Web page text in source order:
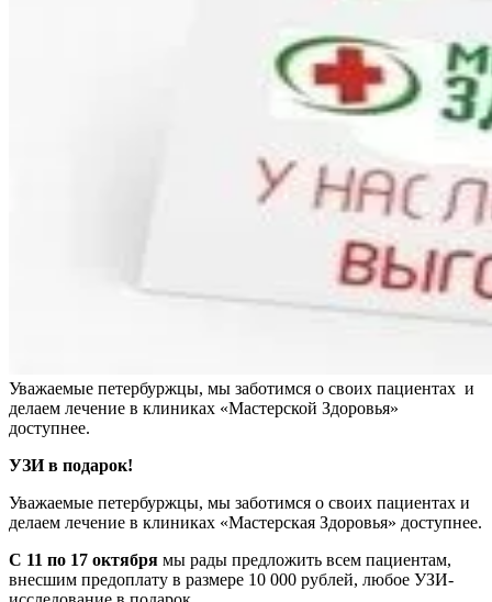
Уважаемые петербуржцы, мы заботимся о своих пациентах и
делаем лечение в клиниках «Мастерской Здоровья»
доступнее.
УЗИ в подарок!
Уважаемые петербуржцы, мы заботимся о своих пациентах и
делаем лечение в клиниках «Мастерская Здоровья» доступнее.
С 11 по 17 октября мы рады предложить всем пациентам,
внесшим предоплату в размере 10 000 рублей, любое УЗИ-